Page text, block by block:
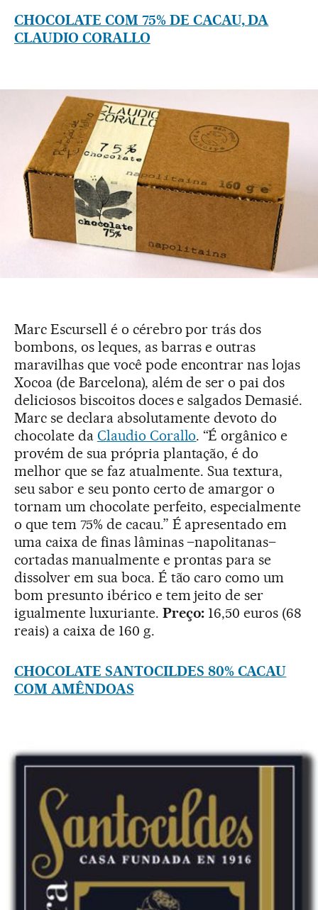
CHOCOLATE COM 75% DE CACAU, DA
CLAUDIO CORALLO
Marc Escursell é o cérebro por trás dos
bombons, os leques, as barras e outras
maravilhas que você pode encontrar nas lojas
Xocoa (de Barcelona), além de ser o pai dos
deliciosos biscoitos doces e salgados Demasié.
Marc se declara absolutamente devoto do
chocolate da Claudio Corallo. “É orgânico e
provém de sua própria plantação, é do
melhor que se faz atualmente. Sua textura,
seu sabor e seu ponto certo de amargor o
tornam um chocolate perfeito, especialmente
o que tem 75% de cacau.” É apresentado em
uma caixa de finas lâminas –napolitanas–
cortadas manualmente e prontas para se
dissolver em sua boca. É tão caro como um
bom presunto ibérico e tem jeito de ser
igualmente luxuriante. Preço: 16,50 euros (68
reais) a caixa de 160 g.
CHOCOLATE SANTOCILDES 80% CACAU
COM AMÊNDOAS